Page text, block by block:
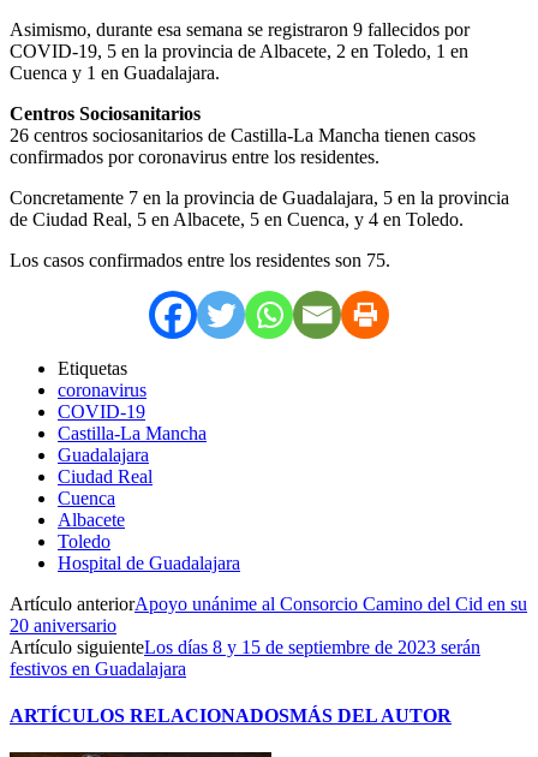
Asimismo, durante esa semana se registraron 9 fallecidos por
COVID-19, 5 en la provincia de Albacete, 2 en Toledo, 1 en
Cuenca y 1 en Guadalajara.
Centros Sociosanitarios
26 centros sociosanitarios de Castilla-La Mancha tienen casos
confirmados por coronavirus entre los residentes.
Concretamente 7 en la provincia de Guadalajara, 5 en la provincia
de Ciudad Real, 5 en Albacete, 5 en Cuenca, y 4 en Toledo.
Los casos confirmados entre los residentes son 75.
Etiquetas
coronavirus
COVID-19
Castilla-La Mancha
Guadalajara
Ciudad Real
Cuenca
Albacete
Toledo
Hospital de Guadalajara
Artículo anteriorApoyo unánime al Consorcio Camino del Cid en su
20 aniversario
Artículo siguienteLos días 8 y 15 de septiembre de 2023 serán
festivos en Guadalajara
ARTÍCULOS RELACIONADOSMÁS DEL AUTOR